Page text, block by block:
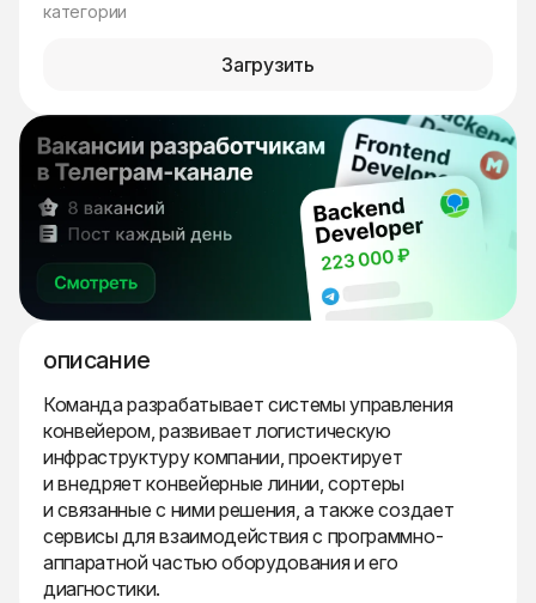
категории
Загрузить
описание
Команда разрабатывает системы управления
конвейером, развивает логистическую
инфраструктуру компании, проектирует
и внедряет конвейерные линии, сортеры
и связанные с ними решения, а также создает
сервисы для взаимодействия с программно-
аппаратной частью оборудования и его
диагностики.